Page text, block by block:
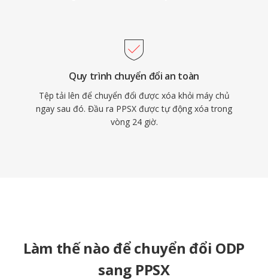
Quy trình chuyển đổi an toàn
Tệp tải lên để chuyển đổi được xóa khỏi máy chủ
ngay sau đó. Đầu ra PPSX được tự động xóa trong
vòng 24 giờ.
Làm thế nào để chuyển đổi ODP
sang PPSX